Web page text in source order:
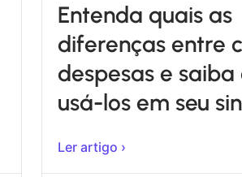
Entenda quais as
diferenças entre
despesas e saiba
usá-los em seu
Ler artigo ›